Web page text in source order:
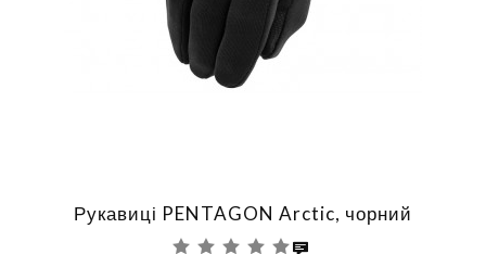
Рукавиці PENTAGON Arctic, чорний